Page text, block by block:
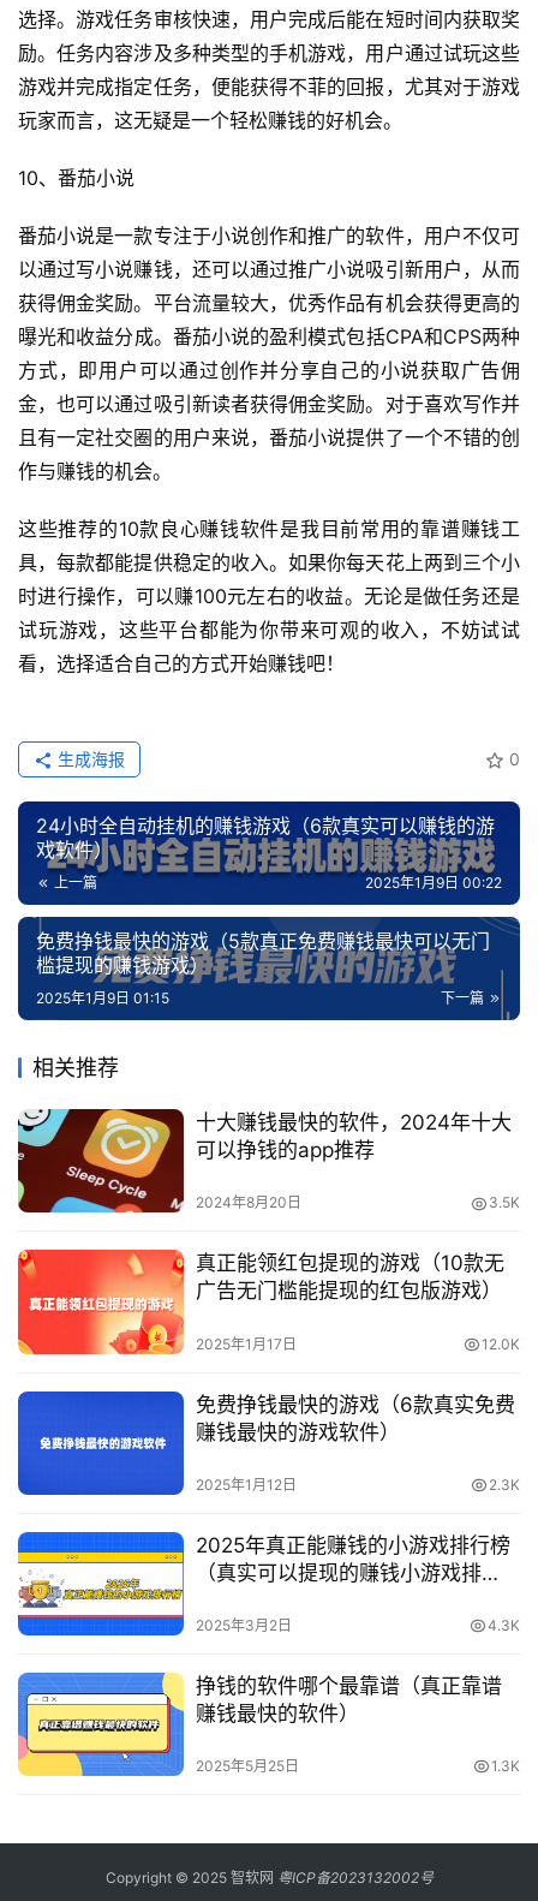
选择。游戏任务审核快速，用户完成后能在短时间内获取奖
励。任务内容涉及多种类型的手机游戏，用户通过试玩这些
游戏并完成指定任务，便能获得不菲的回报，尤其对于游戏
玩家而言，这无疑是一个轻松赚钱的好机会。
10、番茄小说
番茄小说是一款专注于小说创作和推广的软件，用户不仅可
以通过写小说赚钱，还可以通过推广小说吸引新用户，从而
获得佣金奖励。平台流量较大，优秀作品有机会获得更高的
曝光和收益分成。番茄小说的盈利模式包括CPA和CPS两种
方式，即用户可以通过创作并分享自己的小说获取广告佣
金，也可以通过吸引新读者获得佣金奖励。对于喜欢写作并
且有一定社交圈的用户来说，番茄小说提供了一个不错的创
作与赚钱的机会。
这些推荐的10款良心赚钱软件是我目前常用的靠谱赚钱工
具，每款都能提供稳定的收入。如果你每天花上两到三个小
时进行操作，可以赚100元左右的收益。无论是做任务还是
试玩游戏，这些平台都能为你带来可观的收入，不妨试试
看，选择适合自己的方式开始赚钱吧！
0
生成海报
24小时全自动挂机的赚钱游戏（6款真实可以赚钱的游
戏软件）
上一篇 2025年1月9日 00:22
免费挣钱最快的游戏（5款真正免费赚钱最快可以无门
槛提现的赚钱游戏）
下一篇
2025年1月9日 01:15
相关推荐
十大赚钱最快的软件，2024年十大
可以挣钱的app推荐
2024年8月20日 3.5K
真正能领红包提现的游戏（10款无
广告无门槛能提现的红包版游戏）
2025年1月17日 12.0K
免费挣钱最快的游戏（6款真实免费
赚钱最快的游戏软件）
2025年1月12日 2.3K
2025年真正能赚钱的小游戏排行榜
（真实可以提现的赚钱小游戏排
2025年3月2日 4.3K
挣钱的软件哪个最靠谱（真正靠谱
赚钱最快的软件）
2025年5月25日 1.3K
Copyright © 2025 智软网 粤ICP备2023132002号